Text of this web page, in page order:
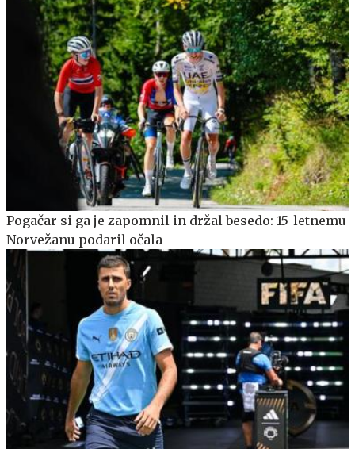
Pogačar si ga je zapomnil in držal besedo: 15-letnemu
Norvežanu podaril očala